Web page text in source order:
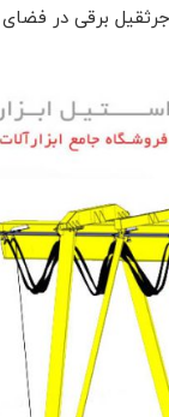
برقی در